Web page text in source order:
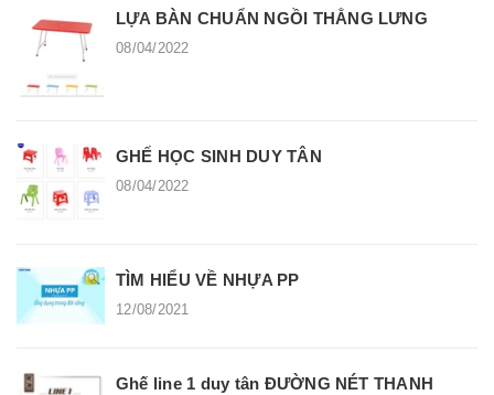
LỰA BÀN CHUẨN NGỒI THẲNG LƯNG
08/04/2022
GHẾ HỌC SINH DUY TÂN
08/04/2022
TÌM HIỂU VỀ NHỰA PP
12/08/2021
Ghế line 1 duy tân ĐƯỜNG NÉT THANH